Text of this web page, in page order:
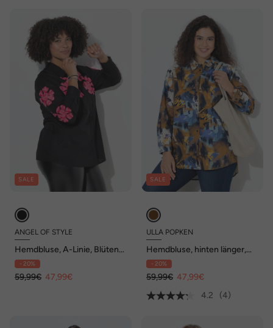
SALE
ANGEL OF STYLE
Hemdbluse, A-Linie, Blüten-
Stickerei, Langarm
- 20%
59,99€ 47,99€
SALE
ULLA POPKEN
Hemdbluse, hinten länger,
Hemdkragen, Langarm
- 20%
59,99€ 47,99€
4.2
(4)